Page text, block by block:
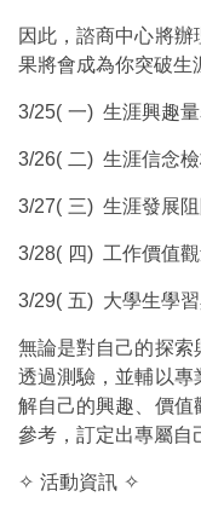
因此，諮商中心將
果將會成為你突破生
3/25( 一) 生涯興趣
3/26( 二) 生涯信念
3/27( 三) 生涯發展
3/28( 四) 工作價值
3/29( 五) 大學生學
無論是對自己的探索
透過測驗，並輔以專
解自己的興趣、價值
參考，訂定出專屬自
✧ 活動資訊 ✧